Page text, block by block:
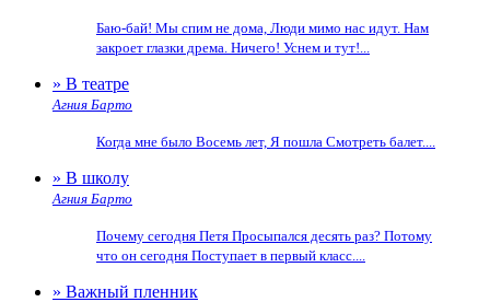
Баю-бай! Мы спим не дома, Люди мимо нас идут. Нам
закроет глазки дрема. Ничего! Уснем и тут!...
» В театре
Агния Барто
Когда мне было Восемь лет, Я пошла Смотреть балет....
» В школу
Агния Барто
Почему сегодня Петя Просыпался десять раз? Потому
что он сегодня Поступает в первый класс....
» Важный пленник